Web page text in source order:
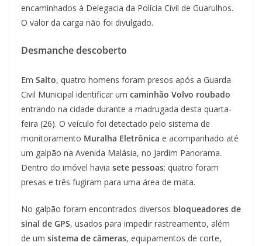
encaminhados à Delegacia da Polícia Civil de Guarulhos.
O valor da carga não foi divulgado.
Desmanche descoberto
Em Salto, quatro homens foram presos após a Guarda
Civil Municipal identificar um caminhão Volvo roubado
entrando na cidade durante a madrugada desta quarta-
feira (26). O veículo foi detectado pelo sistema de
monitoramento Muralha Eletrônica e acompanhado até
um galpão na Avenida Malásia, no Jardim Panorama.
Dentro do imóvel havia sete pessoas; quatro foram
presas e três fugiram para uma área de mata.
No galpão foram encontrados diversos bloqueadores de
sinal de GPS, usados para impedir rastreamento, além
de um sistema de câmeras, equipamentos de corte,